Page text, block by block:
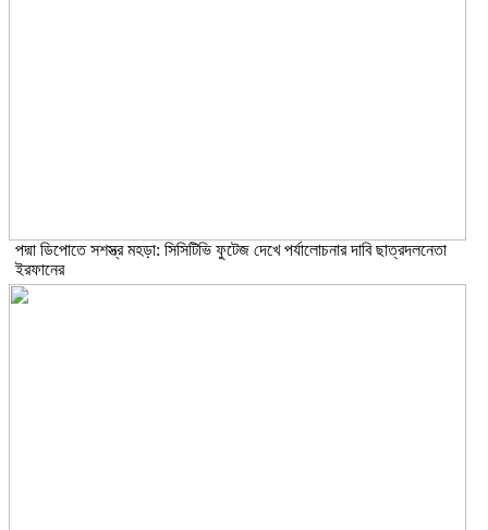
পদ্মা ডিপোতে সশস্ত্র মহড়া: সিসিটিভি ফুটেজ দেখে পর্যালোচনার দাবি ছাত্রদলনেতা
ইরফানের